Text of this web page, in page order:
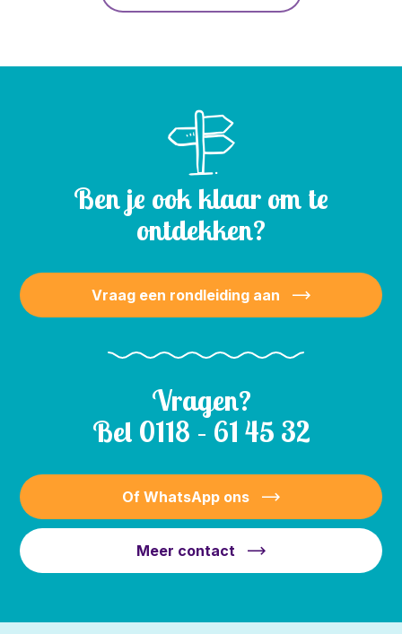
Ben je ook klaar om te
ontdekken?
Vraag een rondleiding aan
Vragen?
Bel 0118 – 61 45 32
Of WhatsApp ons
Meer contact